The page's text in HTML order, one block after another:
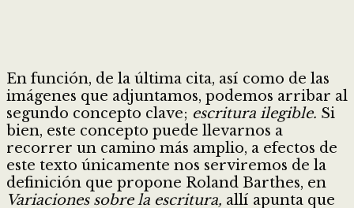
En función, de la última cita, así como de las
imágenes que adjuntamos, podemos arribar al
segundo concepto clave; escritura ilegible. Si
bien, este concepto puede llevarnos a
recorrer un camino más amplio, a efectos de
este texto únicamente nos serviremos de la
definición que propone Roland Barthes, en
Variaciones sobre la escritura, allí apunta que